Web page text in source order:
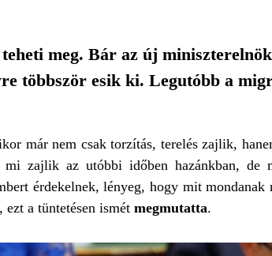
meg. Bár az új
többször esik ki. Legutóbb a
már nem csak torzítás, terelés zajlik,
zajlik az utóbbi időben hazánkban, de
érdekelnek, lényeg, hogy mit
a tüntetésen ismét megmutatta.